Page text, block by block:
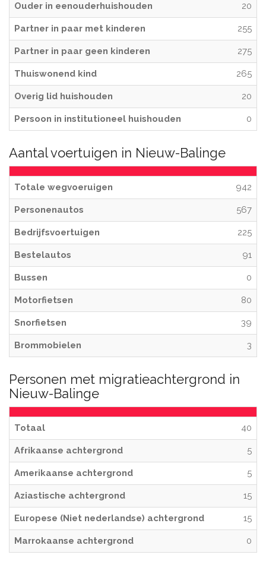
Ouder in eenouderhuishouden 20
Partner in paar met kinderen 255
Partner in paar geen kinderen 275
Thuiswonend kind 265
Overig lid huishouden 20
Persoon in institutioneel huishouden 0
Aantal voertuigen in Nieuw-Balinge
Totale wegvoeruigen 942
Personenautos 567
Bedrijfsvoertuigen 225
Bestelautos 91
Bussen 0
Motorfietsen 80
Snorfietsen 39
Brommobielen 3
Personen met migratieachtergrond in
Nieuw-Balinge
Totaal 40
Afrikaanse achtergrond 5
Amerikaanse achtergrond 5
Aziastische achtergrond 15
Europese (Niet nederlandse) achtergrond 15
Marrokaanse achtergrond 0